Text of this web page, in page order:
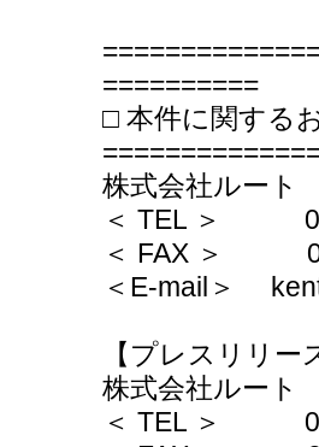
==========
□ 本件に関する
株式会社ルート
＜ TEL ＞
＜ FAX ＞
＜E-mail＞
【プレスリリー
株式会社ルート
＜ TEL ＞